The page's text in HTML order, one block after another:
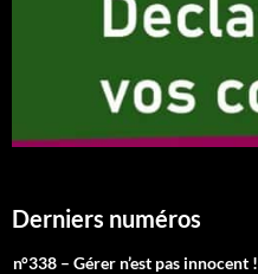
Derniers numéros
n°338 – Gérer n’est pas innocent !